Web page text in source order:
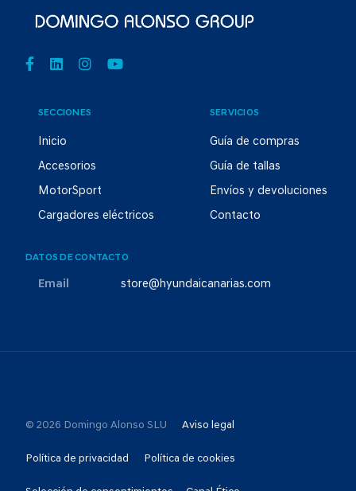
SECCIONES
Inicio
Accesorios
MotorSport
Cargadores eléctricos
SERVICIOS
Guía de compras
Guía de tallas
Envíos y devoluciones
Contacto
DATOS DE CONTACTO
Email store@hyundaicanarias.com
© 2026 Domingo Alonso SLU Aviso legal
Política de privacidad Política de cookies